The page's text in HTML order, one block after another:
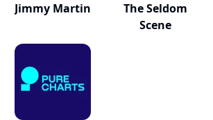
Jimmy Martin
The Seldom
Scene